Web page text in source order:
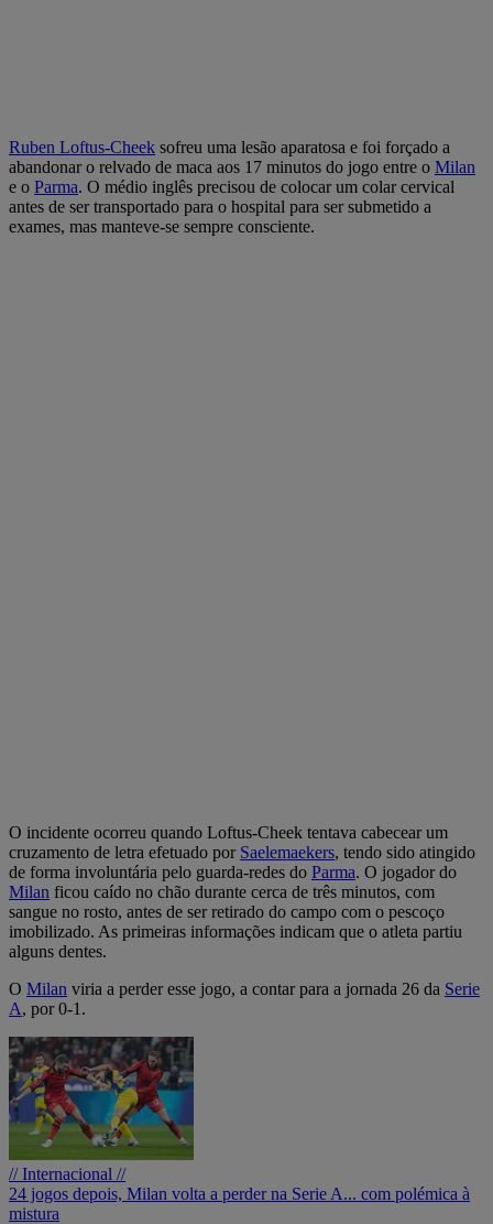
Ruben Loftus-Cheek sofreu uma lesão aparatosa e foi forçado a
abandonar o relvado de maca aos 17 minutos do jogo entre o Milan
e o Parma. O médio inglês precisou de colocar um colar cervical
antes de ser transportado para o hospital para ser submetido a
exames, mas manteve-se sempre consciente.
O incidente ocorreu quando Loftus-Cheek tentava cabecear um
cruzamento de letra efetuado por Saelemaekers, tendo sido atingido
de forma involuntária pelo guarda-redes do Parma. O jogador do
Milan ficou caído no chão durante cerca de três minutos, com
sangue no rosto, antes de ser retirado do campo com o pescoço
imobilizado. As primeiras informações indicam que o atleta partiu
alguns dentes.
O Milan viria a perder esse jogo, a contar para a jornada 26 da Serie
A, por 0-1.
// Internacional //
24 jogos depois, Milan volta a perder na Serie A... com polémica à
mistura